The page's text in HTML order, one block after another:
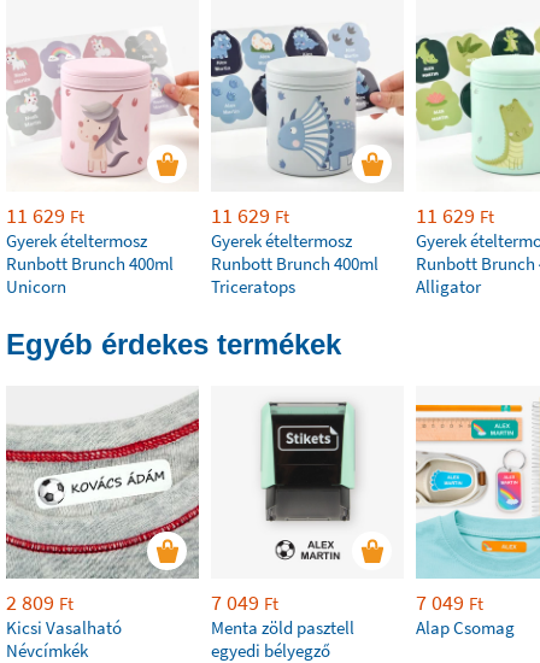
11 629 Ft
Gyerek ételtermosz
Runbott Brunch 400ml
Unicorn
11 629 Ft
Gyerek ételtermosz
Runbott Brunch 400ml
Triceratops
11 629 Ft
Gyerek
Runbott Brunch
Alligator
Egyéb érdekes termékek
2 809 Ft
Kicsi Vasalható
Névcímkék
7 049 Ft
Menta zöld pasztell
egyedi bélyegző
7 049 Ft
Alap Csomag